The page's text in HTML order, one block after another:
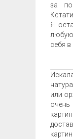
за
Я
себя в
или